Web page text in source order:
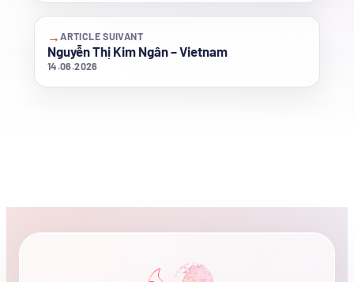
→ARTICLE SUIVANT
Nguyễn Thị Kim Ngân – Vietnam
14.06.2026